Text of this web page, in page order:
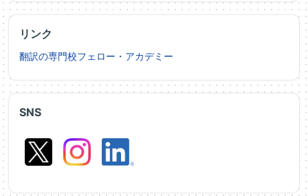
SNS
リンク
翻訳の専門校フェロー・アカデミー